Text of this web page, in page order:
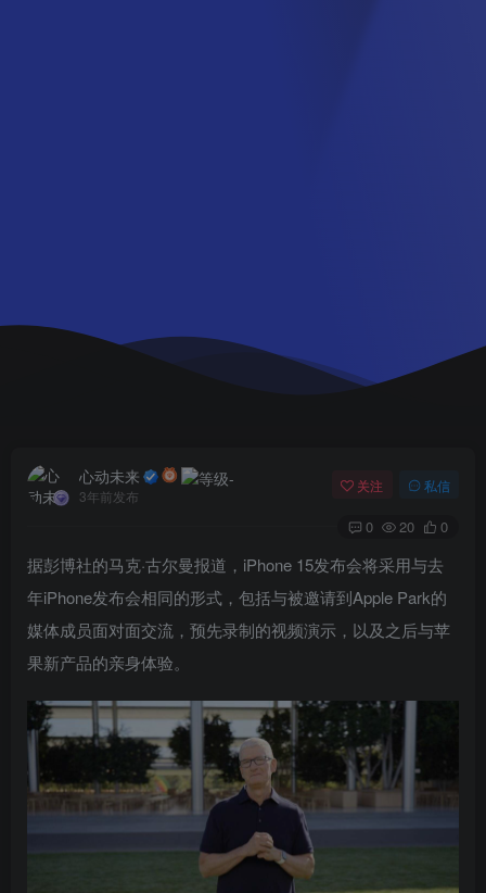
心动未来
3年前发布
关注 私信
0 20 0
据彭博社的马克·古尔曼报道，iPhone 15发布会将采用与去
年iPhone发布会相同的形式，包括与被邀请到Apple Park的
媒体成员面对面交流，预先录制的视频演示，以及之后与苹
果新产品的亲身体验。